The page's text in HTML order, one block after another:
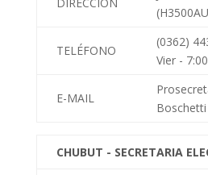
DIRECCIÓN
TELÉFONO
(0362)
Vier -
E-MAIL
Boschetti
CHUBUT - SECRETARIA